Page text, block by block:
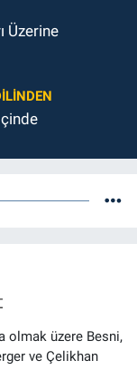
Üzerine
olmak üzere Besni,
ve Çelikhan